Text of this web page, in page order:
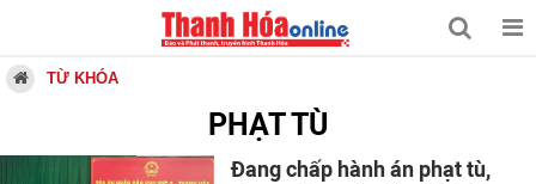
TỪ KHÓA
PHẠT TÙ
Đang chấp hành án phạt tù,